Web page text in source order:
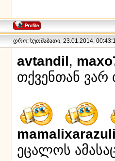
დრო: ხუთშაბათი, 23.01.2014,
avtandil,
თქვენთან
ეცალოს